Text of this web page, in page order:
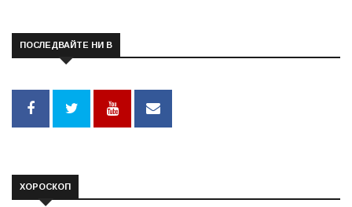
ПОСЛЕДВАЙТЕ НИ В
ХОРОСКОП